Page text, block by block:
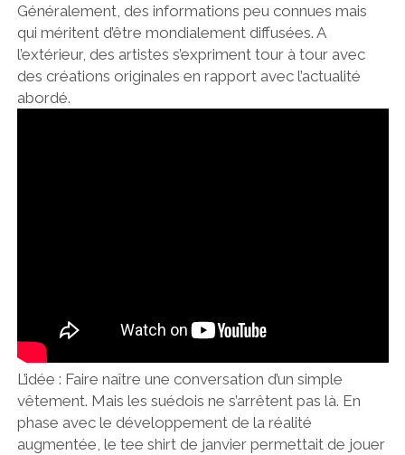
Généralement, des informations peu connues mais
qui méritent d’être mondialement diffusées. A
l’extérieur, des artistes s’expriment tour à tour avec
des créations originales en rapport avec l’actualité
abordé.
L’idée : Faire naître une conversation d’un simple
vêtement. Mais les suédois ne s’arrêtent pas là. En
phase avec le développement de la réalité
augmentée, le tee shirt de janvier permettait de jouer